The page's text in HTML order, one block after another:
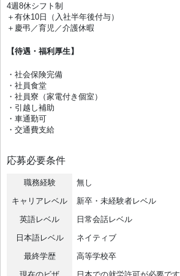
4週8休シフト制
＋有休10日（入社半年後付与）
＋慶弔／育児／介護休暇
【待遇・福利厚生】
・社会保険完備
・社員食堂
・社員寮（家電付き個室）
・引越し補助
・車通勤可
・交通費支給
応募必要条件
職務経験
無し
キャリアレベル
新卒・未経験者レベル
英語レベル
日常会話レベル
日本語レベル
ネイティブ
最終学歴
高等学校卒